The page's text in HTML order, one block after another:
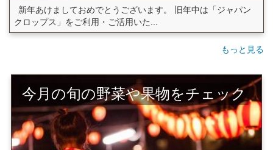
新年あけましておめでとうございます。 旧年中は「ジャパン
クロップス」をご利用・ご活用いた...
もっと見る
今月の旬の野菜や果物をチェック